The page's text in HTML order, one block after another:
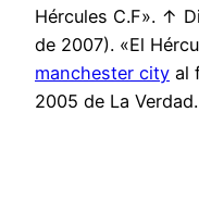
Hércules C.F». ↑
de 2007). «El
manchester city al
2005 de La Verdad.